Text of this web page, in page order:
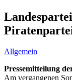
Allgemein
Pressemitteilung
Am vergangenen